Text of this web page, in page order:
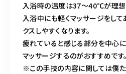
入浴時の温度は37〜40℃が理想
入浴中にも軽くマッサージをして
クスしやすくなります。
疲れていると感じる部分を中心
マッサージするのがおすすめです。
※この手技の内容に関しては僕